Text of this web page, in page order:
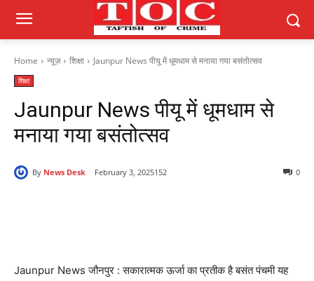
Home न्यूज़ शिक्षा Jaunpur News पीयू में धूमधाम से मनाया गया बसंतोत्सव
शिक्षा
Jaunpur News पीयू में धूमधाम से
मनाया गया बसंतोत्सव
By News Desk February 3, 2025 0
152
Jaunpur News जौनपुर : सकारात्मक ऊर्जा का प्रतीक है बसंत पंचमी यह